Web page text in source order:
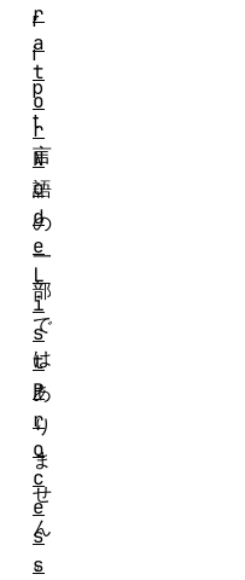
r
i
p
t
言
語
の
一
部
で
は
あ
り
ま
せ
ん
。
r
a
t
o
r
N
o
d
e
L
i
s
t
P
r
o
c
e
s
s